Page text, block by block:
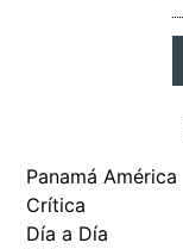
Panamá América
Crítica
Día a Día